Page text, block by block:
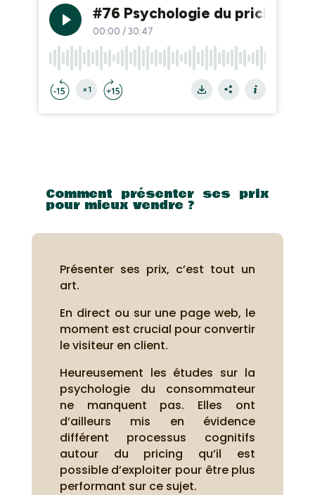
Comment présenter ses prix
pour mieux vendre ?
Présenter ses prix, c’est tout un
art.
En direct ou sur une page web, le
moment est crucial pour convertir
le visiteur en client.
Heureusement les études sur la
psychologie du consommateur
ne manquent pas. Elles ont
d’ailleurs mis en évidence
différent processus cognitifs
autour du pricing qu’il est
possible d’exploiter pour être plus
performant sur ce sujet.